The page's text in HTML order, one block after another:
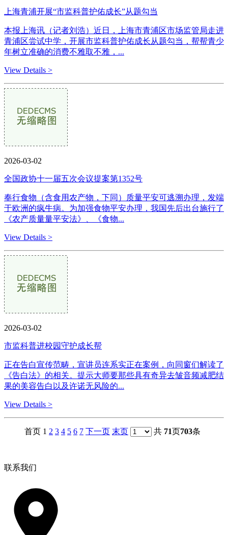
上海青浦开展“市监科普护佑成长”从题勾当
本报上海讯（记者刘浩）近日，上海市青浦区市场监管局走进
青浦区尝试中学，开展市监科普护佑成长从题勾当，帮帮青少
年树立准确的消费不雅取不雅，...
View Details >
2026-03-02
全国政协十一届五次会议提案第1352号
奉行食物（含食用农产物，下同）质量平安可逃溯办理，发端
于欧洲的疯牛病。为加强食物平安办理，我国先后出台施行了
《农产质量量平安法》、《食物...
View Details >
2026-03-02
市监科普进校园守护成长帮
正在告白宣传范畴，宣讲员连系实正在案例，向同窗们解读了
《告白法》的相关。提示大师要那些具有奇异去皱音频减肥结
果的美容告白以及许诺无风险的...
View Details >
首页 1 2 3 4 5 6 7 下一页 末页 共 71页703条
联系我们